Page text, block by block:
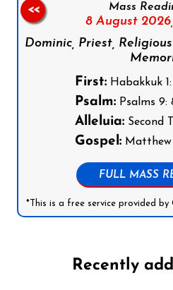
Mass
8 August 2026,
Dominic, Priest,
First:Habakkuk 1:
Psalm:Psalms 9:
Alleluia:Second
Gospel:Matthew
FULL MASS
*This is a free service provided by
<<
Recently